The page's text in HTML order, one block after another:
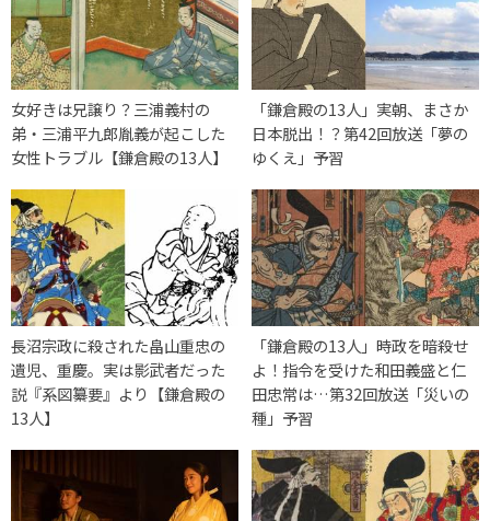
女好きは兄譲り？三浦義村の
弟・三浦平九郎胤義が起こした
女性トラブル【鎌倉殿の13人】
「鎌倉殿の13人」実朝、まさか
日本脱出！？第42回放送「夢の
ゆくえ」予習
長沼宗政に殺された畠山重忠の
遺児、重慶。実は影武者だった
説『系図纂要』より【鎌倉殿の
13人】
「鎌倉殿の13人」時政を暗殺せ
よ！指令を受けた和田義盛と仁
田忠常は…第32回放送「災いの
種」予習